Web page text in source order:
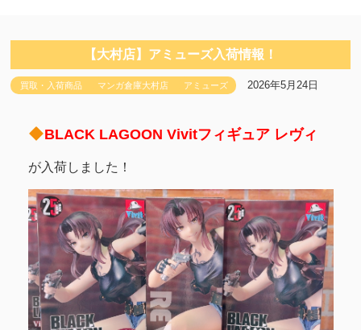
【大村店】アミューズ入荷情報！
買取・入荷商品 マンガ倉庫大村店 アミューズ 2026年5月24日
BLACK LAGOON Vivitフィギュア レヴィ
が入荷しました！